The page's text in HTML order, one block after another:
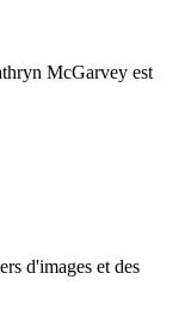
McGarvey est
d'images et des